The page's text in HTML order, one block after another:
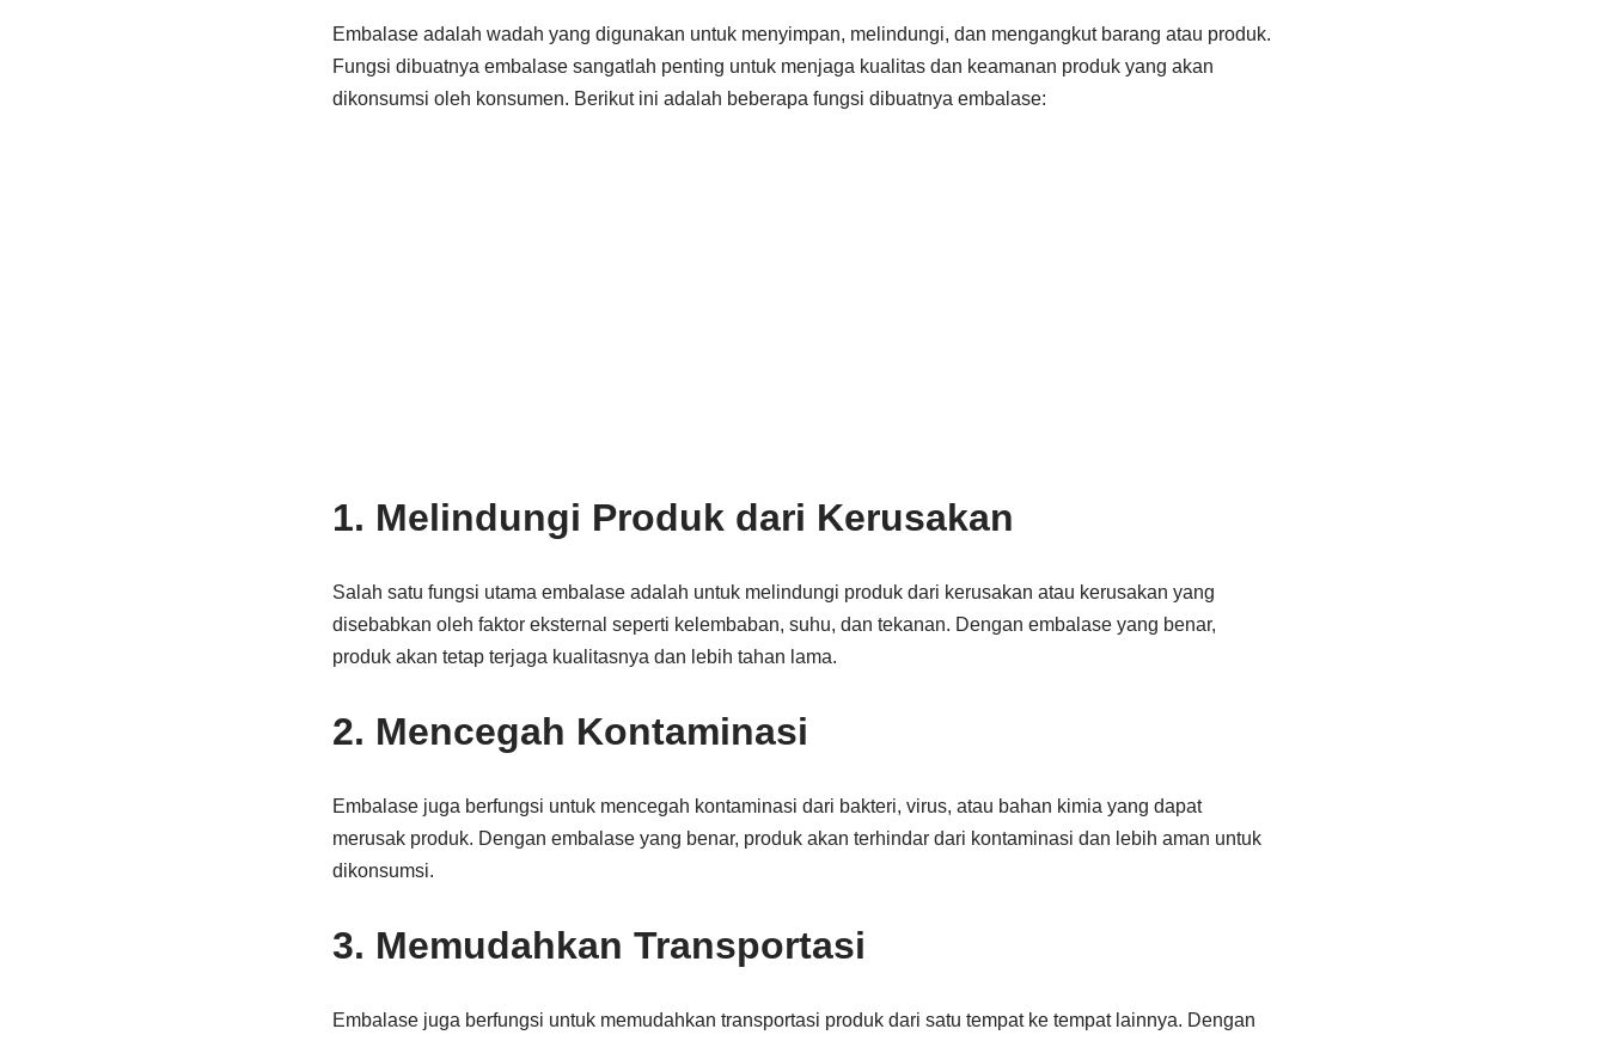
Embalase adalah wadah yang digunakan untuk menyimpan, melindungi, dan mengangkut barang atau produk.
Fungsi dibuatnya embalase sangatlah penting untuk menjaga kualitas dan keamanan produk yang akan
dikonsumsi oleh konsumen. Berikut ini adalah beberapa fungsi dibuatnya embalase:
1. Melindungi Produk dari Kerusakan
Salah satu fungsi utama embalase adalah untuk melindungi produk dari kerusakan atau kerusakan yang
disebabkan oleh faktor eksternal seperti kelembaban, suhu, dan tekanan. Dengan embalase yang benar,
produk akan tetap terjaga kualitasnya dan lebih tahan lama.
2. Mencegah Kontaminasi
Embalase juga berfungsi untuk mencegah kontaminasi dari bakteri, virus, atau bahan kimia yang dapat
merusak produk. Dengan embalase yang benar, produk akan terhindar dari kontaminasi dan lebih aman untuk
dikonsumsi.
3. Memudahkan Transportasi
Embalase juga berfungsi untuk memudahkan transportasi produk dari satu tempat ke tempat lainnya. Dengan